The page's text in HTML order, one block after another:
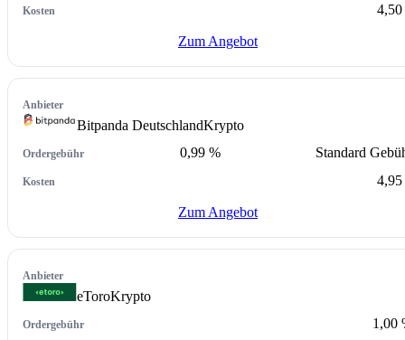
4,50
Zum Angebot
Bitpanda DeutschlandKrypto
0,99 %
Standard
4,95
Zum Angebot
eToroKrypto
1,00